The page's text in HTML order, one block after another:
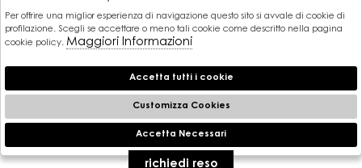
Powered by
Atelier
società
gruppo Zucchetti
Pagamenti
🍪
richiedi reso
Per offrire una miglior esperienza di navigazione questo sito si avvale di cookie di
profilazione. Scegli se accettare o meno tali cookie come descritto nella pagina
cookie policy. Maggiori Informazioni
Accetta tutti i cookie
Customizza Cookies
Accetta Necessari